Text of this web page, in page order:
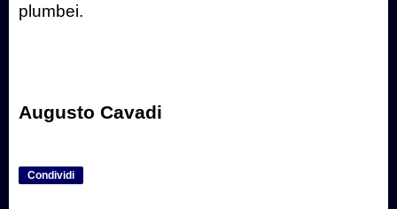
plumbei.
Augusto Cavadi
Condividi